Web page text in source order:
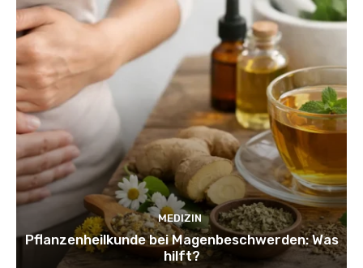
MEDIZIN
Pflanzenheilkunde bei Magenbeschwerden: Was
hilft?